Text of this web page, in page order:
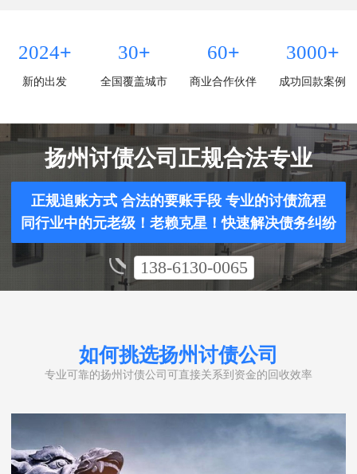
2024+
新的出发
30+
全国覆盖城市
60+
商业合作伙伴
3000+
成功回款案例
扬州讨债公司正规合法专业
正规追账方式 合法的要账手段 专业的讨债流程
同行业中的元老级！老赖克星！快速解决债务纠纷
138-6130-0065
如何挑选扬州讨债公司
专业可靠的扬州讨债公司可直接关系到资金的回收效率